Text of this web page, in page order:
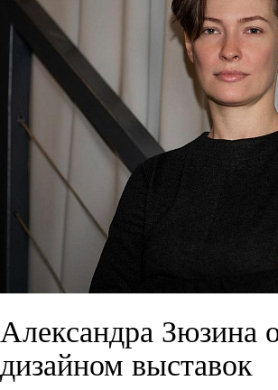
Александра Зюзина
дизайном выставок